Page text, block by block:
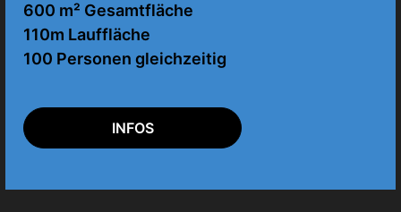
600 m² Gesamtfläche
110m Lauffläche
100 Personen gleichzeitig
INFOS